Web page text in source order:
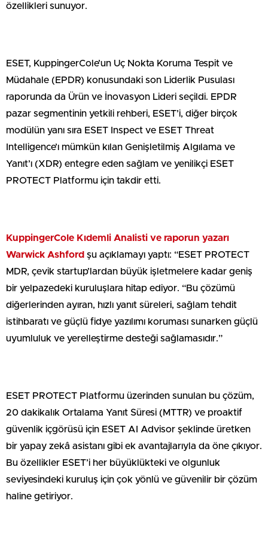
özellikleri sunuyor.
ESET, KuppingerCole’un Uç Nokta Koruma Tespit ve
Müdahale (EPDR) konusundaki son Liderlik Pusulası
raporunda da Ürün ve İnovasyon Lideri seçildi. EPDR
pazar segmentinin yetkili rehberi, ESET’i, diğer birçok
modülün yanı sıra ESET Inspect ve ESET Threat
Intelligence’ı mümkün kılan Genişletilmiş Algılama ve
Yanıt’ı (XDR) entegre eden sağlam ve yenilikçi ESET
PROTECT Platformu için takdir etti.
KuppingerCole Kıdemli Analisti ve raporun yazarı
Warwick Ashford şu açıklamayı yaptı: “ESET PROTECT
MDR, çevik startup’lardan büyük işletmelere kadar geniş
bir yelpazedeki kuruluşlara hitap ediyor. “Bu çözümü
diğerlerinden ayıran, hızlı yanıt süreleri, sağlam tehdit
istihbaratı ve güçlü fidye yazılımı koruması sunarken güçlü
uyumluluk ve yerelleştirme desteği sağlamasıdır.”
ESET PROTECT Platformu üzerinden sunulan bu çözüm,
20 dakikalık Ortalama Yanıt Süresi (MTTR) ve proaktif
güvenlik içgörüsü için ESET AI Advisor şeklinde üretken
bir yapay zekâ asistanı gibi ek avantajlarıyla da öne çıkıyor.
Bu özellikler ESET’i her büyüklükteki ve olgunluk
seviyesindeki kuruluş için çok yönlü ve güvenilir bir çözüm
haline getiriyor.